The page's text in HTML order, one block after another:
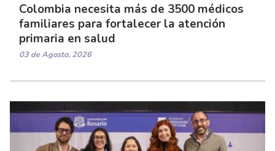
Colombia necesita más de 3500 médicos
familiares para fortalecer la atención
primaria en salud
03 de Agosto, 2026